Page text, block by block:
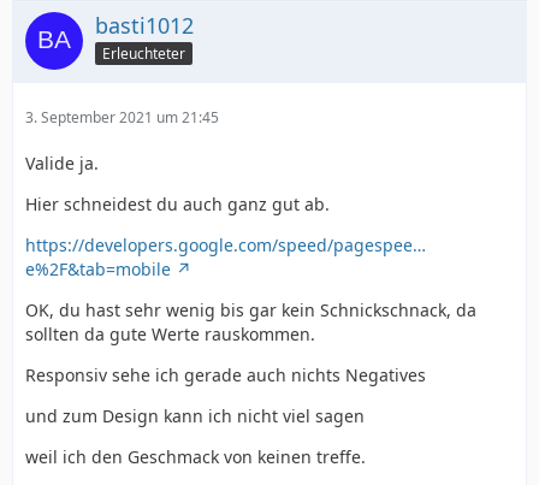
basti1012
Erleuchteter
3. September 2021 um 21:45
Valide ja.
Hier schneidest du auch ganz gut ab.
https://developers.google.com/speed/pagespee…
e%2F&tab=mobile
OK, du hast sehr wenig bis gar kein Schnickschnack, da
sollten da gute Werte rauskommen.
Responsiv sehe ich gerade auch nichts Negatives
und zum Design kann ich nicht viel sagen
weil ich den Geschmack von keinen treffe.